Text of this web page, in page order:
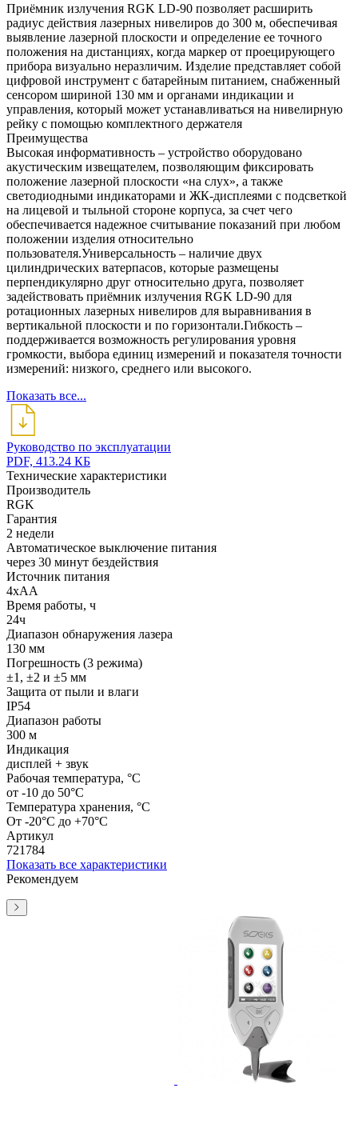
Приёмник излучения RGK LD-90 позволяет расширить
радиус действия лазерных нивелиров до 300 м, обеспечивая
выявление лазерной плоскости и определение ее точного
положения на дистанциях, когда маркер от проецирующего
прибора визуально неразличим. Изделие представляет собой
цифровой инструмент с батарейным питанием, снабженный
сенсором шириной 130 мм и органами индикации и
управления, который может устанавливаться на нивелирную
рейку с помощью комплектного держателя
Преимущества
Высокая информативность – устройство оборудовано
акустическим извещателем, позволяющим фиксировать
положение лазерной плоскости «на слух», а также
светодиодными индикаторами и ЖК-дисплеями с подсветкой
на лицевой и тыльной стороне корпуса, за счет чего
обеспечивается надежное считывание показаний при любом
положении изделия относительно
пользователя.Универсальность – наличие двух
цилиндрических ватерпасов, которые размещены
перпендикулярно друг относительно друга, позволяет
задействовать приёмник излучения RGK LD-90 для
ротационных лазерных нивелиров для выравнивания в
вертикальной плоскости и по горизонтали.Гибкость –
поддерживается возможность регулирования уровня
громкости, выбора единиц измерений и показателя точности
измерений: низкого, среднего или высокого.
Показать все...
Руководство по эксплуатации
PDF, 413.24 КБ
Технические характеристики
Производитель
RGK
Гарантия
2 недели
Автоматическое выключение питания
через 30 минут бездействия
Источник питания
4xАА
Время работы, ч
24ч
Диапазон обнаружения лазера
130 мм
Погрешность (3 режима)
±1, ±2 и ±5 мм
Защита от пыли и влаги
IP54
Диапазон работы
300 м
Индикация
дисплей + звук
Рабочая температура, °C
от -10 до 50°C
Температура хранения, °С
От -20°C до +70°C
Артикул
721784
Показать все характеристики
Рекомендуем